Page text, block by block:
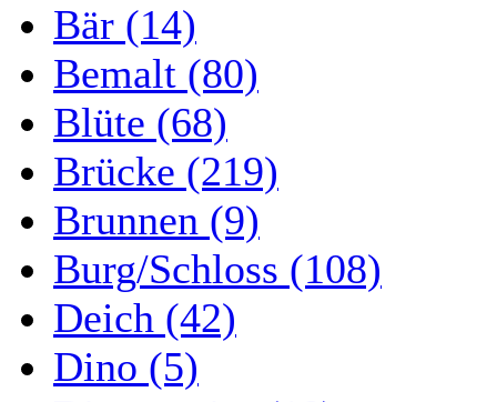
Bär (14)
Bemalt (80)
Blüte (68)
Brücke (219)
Brunnen (9)
Burg/Schloss (108)
Deich (42)
Dino (5)